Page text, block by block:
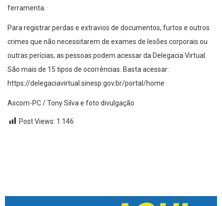
ferramenta.
Para registrar perdas e extravios de documentos, furtos e outros
crimes que não necessitarem de exames de lesões corporais ou
outras perícias, as pessoas podem acessar da Delegacia Virtual.
São mais de 15 tipos de ocorrências. Basta acessar:
https://delegaciavirtual.sinesp.gov.br/portal/home
Ascom-PC / Tony Silva e foto divulgação
Post Views: 1.146